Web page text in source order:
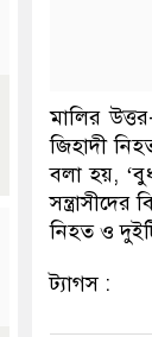
মালির
জিহাদী
বলা হয়,
নিহত ও
ট্যাগস :